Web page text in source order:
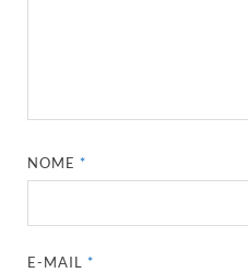
NOME*
E-MAIL*